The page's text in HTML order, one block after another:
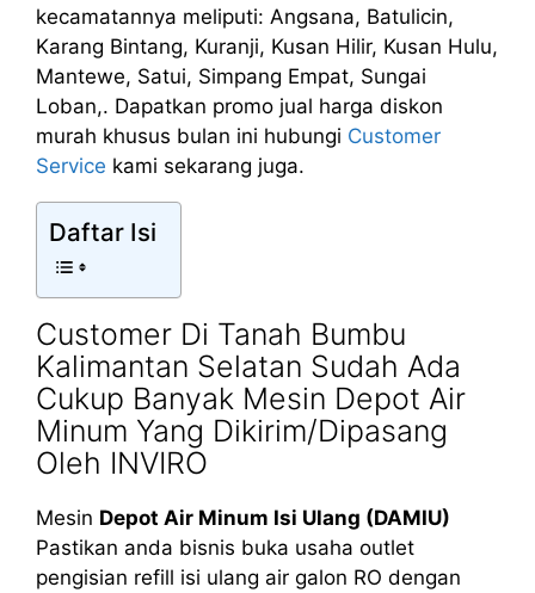
kecamatannya meliputi: Angsana, Batulicin,
Karang Bintang, Kuranji, Kusan Hilir, Kusan Hulu,
Mantewe, Satui, Simpang Empat, Sungai
Loban,. Dapatkan promo jual harga diskon
murah khusus bulan ini hubungi Customer
Service kami sekarang juga.
Daftar Isi
Customer Di Tanah Bumbu
Kalimantan Selatan Sudah Ada
Cukup Banyak Mesin Depot Air
Minum Yang Dikirim/Dipasang
Oleh INVIRO
Mesin Depot Air Minum Isi Ulang (DAMIU)
Pastikan anda bisnis buka usaha outlet
pengisian refill isi ulang air galon RO dengan